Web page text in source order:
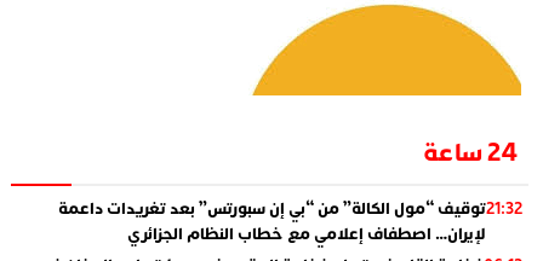
24 ساعة
21:32توقيف “مول الكالة” من “بي إن سبورتس” بعد تغريدات داعمة
لإيران… اصطفاف إعلامي مع خطاب النظام الجزائري